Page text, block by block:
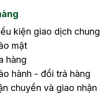
kiện giao dịch chung
mật
hàng
hành - đổi trả hàng
chuyển và giao nhận